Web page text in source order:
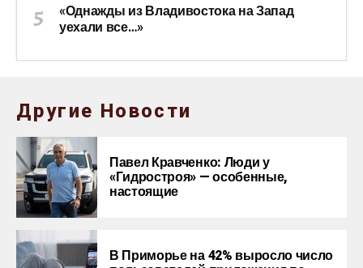
«Однажды из Владивостока на Запад
уехали все…»
Другие Новости
Павел Кравченко: Люди у
«Гидростроя» — особенные,
настоящие
В Приморье на 42% выросло число